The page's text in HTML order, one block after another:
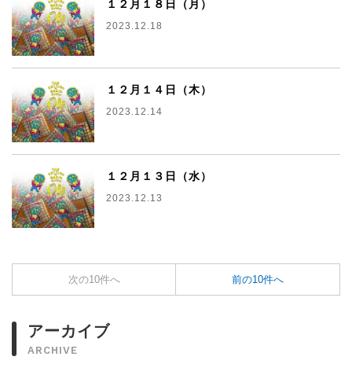
１２月１８日（月）
2023.12.18
１２月１４日（木）
2023.12.14
１２月１３日（水）
2023.12.13
次の10件へ 前の10件へ
アーカイブ
ARCHIVE